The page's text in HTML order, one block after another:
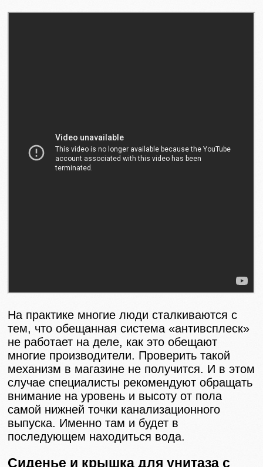
На практике многие люди сталкиваются с
тем, что обещанная система «антивсплеск»
не работает на деле, как это обещают
многие производители. Проверить такой
механизм в магазине не получится. И в этом
случае специалисты рекомендуют обращать
внимание на уровень и высоту от пола
самой нижней точки канализационного
выпуска. Именно там и будет в
последующем находиться вода.
Сиденье и крышка для унитаза с